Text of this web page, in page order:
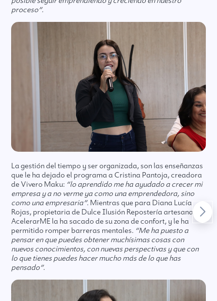
proceso”.
La gestión del tiempo y ser organizada, son las enseñanzas
que le ha dejado el programa a Cristina Pantoja, creadora
de Vivero Maku: “lo aprendido me ha ayudado a crecer mi
empresa y a no verme ya como una emprendedora, sino
como una empresaria”. Mientras que para Diana Lucía
Rojas, propietaria de Dulce Ilusión Repostería artesanal,
AcelerarME la ha sacado de su zona de confort, y le ha
permitido romper barreras mentales. “Me ha puesto a
pensar en que puedes obtener muchísimas cosas con
nuevos conocimientos, con nuevas perspectivas y que con
lo que tienes puedes hacer mucho más de lo que has
pensado”.